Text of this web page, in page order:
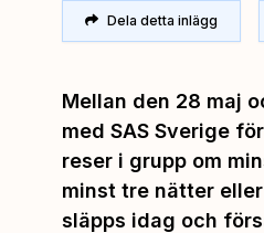
Dela detta inlägg
Mellan den 28 maj
med SAS Sverige
reser i grupp om
minst tre nätter
släpps idag och